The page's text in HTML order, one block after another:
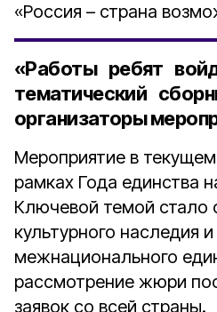
«Россия – страна
«Работы ребят
тематический
организаторы
Мероприятие в
рамках Года единства
Ключевой темой стало
культурного наследия
межнационального
рассмотрение жюри
заявок со всей страны.